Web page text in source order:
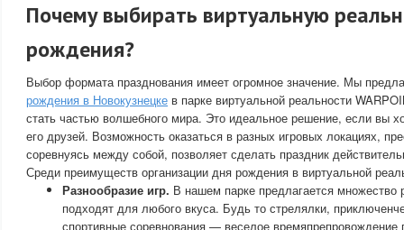
Почему выбирать виртуальную
рождения?
Выбор формата празднования имеет огромное значение. Мы
рождения в Новокузнецке в парке виртуальной реальности
стать частью волшебного мира. Это идеальное решение, если вы
его друзей. Возможность оказаться в разных игровых локациях,
соревнуясь между собой, позволяет сделать праздник
Среди преимуществ организации дня рождения в виртуальной
Разнообразие игр. В нашем парке предлагается множество
подходят для любого вкуса. Будь то стрелялки,
спортивные соревнования — веселое времяпрепровождение